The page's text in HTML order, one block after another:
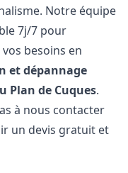
Notre équipe
7j/7 pour
besoins en
et dépannage
Plan de Cuques.
à nous contacter
un devis gratuit et